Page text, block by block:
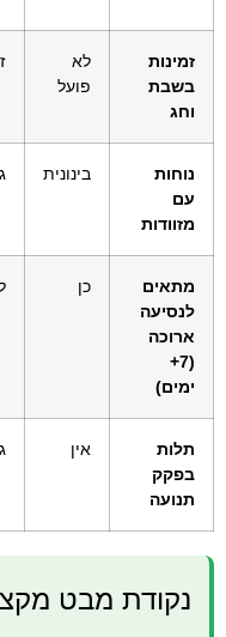
זמינות
בשבת
וחג
לא
פועל
נוחות
עם
מזוודות
בינונית
מתאים
לנסיעה
ארוכה
(7+
ימים)
כן
תלות
בפקק
תנועה
אין
נקודת מבט